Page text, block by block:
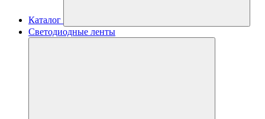
Каталог
Светодиодные ленты